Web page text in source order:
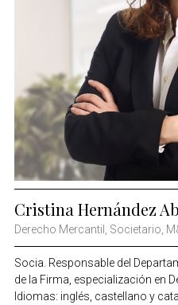
Cristina Hernández
Derecho Mercantil, Societario,
Socia. Responsable del
de la Firma, especialización en
Idiomas: inglés, castellano y